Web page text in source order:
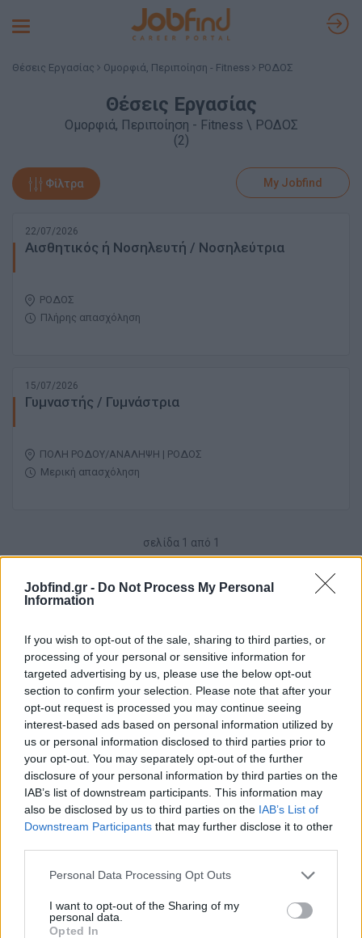
Jobfind.gr - Do Not Process My Personal
Information
If you wish to opt-out of the sale, sharing to third parties, or
processing of your personal or sensitive information for
targeted advertising by us, please use the below opt-out
section to confirm your selection. Please note that after your
opt-out request is processed you may continue seeing
interest-based ads based on personal information utilized by
us or personal information disclosed to third parties prior to
your opt-out. You may separately opt-out of the further
disclosure of your personal information by third parties on the
IAB’s list of downstream participants. This information may
also be disclosed by us to third parties on the IAB’s List of
Downstream Participants that may further disclose it to other
Personal Data Processing Opt Outs
I want to opt-out of the Sharing of my
personal data.
Opted In
Toggle
Θέσεις Εργασίας Ομορφιά, Περιποίηση - Fitness ΡΟΔΟΣ
Θέσεις Εργασίας
Ομορφιά, Περιποίηση - Fitness \ ΡΟΔΟΣ
(2)
Φίλτρα My Jobfind
22/07/2026
Αισθητικός ή Νοσηλευτή / Νοσηλεύτρια
ΡΟΔΟΣ
Πλήρης απασχόληση
15/07/2026
Γυμναστής / Γυμνάστρια
ΠΟΛΗ ΡΟΔΟΥ/ΑΝΑΛΗΨΗ | ΡΟΔΟΣ
Μερική απασχόληση
σελίδα 1 από 1
Θέσεις εργασίας
Όλες οι Θέσεις Εργασίας